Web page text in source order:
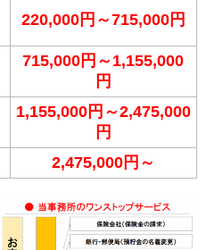
220,000円～715,000円
715,000円～1,155,000
円
1,155,000円～2,475,000
円
2,475,000円～